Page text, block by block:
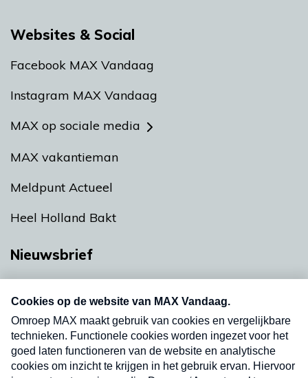
Websites & Social
Facebook MAX Vandaag
Instagram MAX Vandaag
MAX op sociale media
MAX vakantieman
Meldpunt Actueel
Heel Holland Bakt
Nieuwsbrief
nieuwsbrief. Elke vrijdag- en dinsdagochtend in
uw mailbox.
Verzend